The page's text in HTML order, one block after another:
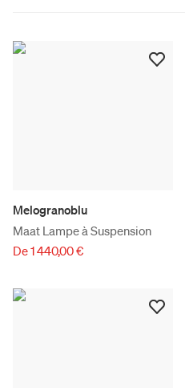
Melogranoblu
Maat Lampe à Suspension
De 1 440,00 €